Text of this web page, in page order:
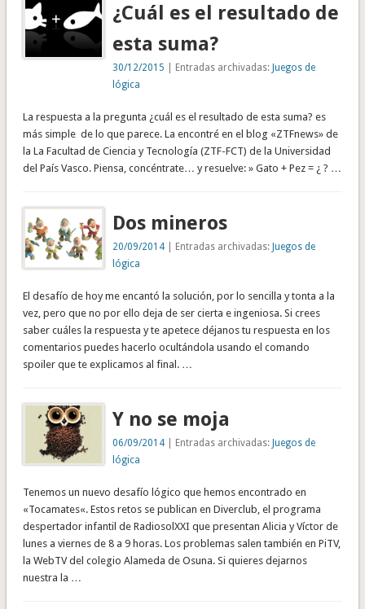
¿Cuál es el resultado de
esta suma?
30/12/2015 | Entradas archivadas:Juegos de
lógica
La respuesta a la pregunta ¿cuál es el resultado de esta suma? es
más simple de lo que parece. La encontré en el blog «ZTFnews» de
la La Facultad de Ciencia y Tecnología (ZTF-FCT) de la Universidad
del País Vasco. Piensa, concéntrate… y resuelve: » Gato + Pez = ¿ ? …
Dos mineros
20/09/2014 | Entradas archivadas:Juegos de
lógica
El desafío de hoy me encantó la solución, por lo sencilla y tonta a la
vez, pero que no por ello deja de ser cierta e ingeniosa. Si crees
saber cuáles la respuesta y te apetece déjanos tu respuesta en los
comentarios puedes hacerlo ocultándola usando el comando
spoiler que te explicamos al final. …
Y no se moja
06/09/2014 | Entradas archivadas:Juegos de
lógica
Tenemos un nuevo desafío lógico que hemos encontrado en
«Tocamates«. Estos retos se publican en Diverclub, el programa
despertador infantil de RadiosolXXI que presentan Alicia y Víctor de
lunes a viernes de 8 a 9 horas. Los problemas salen también en PiTV,
la WebTV del colegio Alameda de Osuna. Si quieres dejarnos
nuestra la …